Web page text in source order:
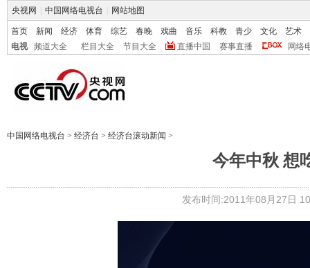
央视网 中国网络电视台 网站地图
首页 新闻 经济 体育 综艺 春晚 戏曲 音乐 科教 青少 文化
艺术
电视
频道大全 栏目大全 节目大全 直播中国 赛事直播 网络
中国网络电视台 > 经济台 > 经济台滚动新闻 >
今年中秋 想
发布时间:2011年08月27日